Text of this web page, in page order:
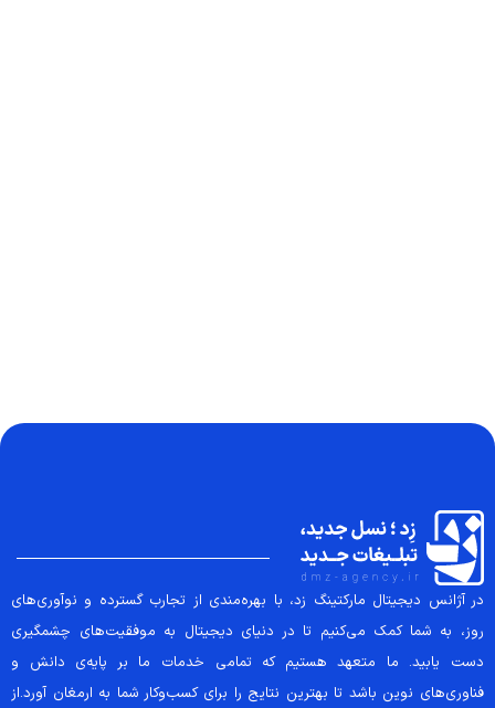
در آژانس دیجیتال مارکتینگ زد، با بهره‌مندی از تجارب گسترده و نوآوری‌های
روز، به شما کمک می‌کنیم تا در دنیای دیجیتال به موفقیت‌های چشمگیری
دست یابید. ما متعهد هستیم که تمامی خدمات ما بر پایه‌ی دانش و
فناوری‌های نوین باشد تا بهترین نتایج را برای کسب‌وکار شما به ارمغان آورد.از